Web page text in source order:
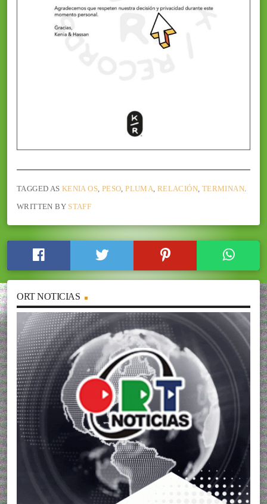
TAGGED AS KENIA OS, PESO,PLUMA, RELACIÓN, TERMINAN.
WRITTEN BY STAFF
ORT NOTICIAS